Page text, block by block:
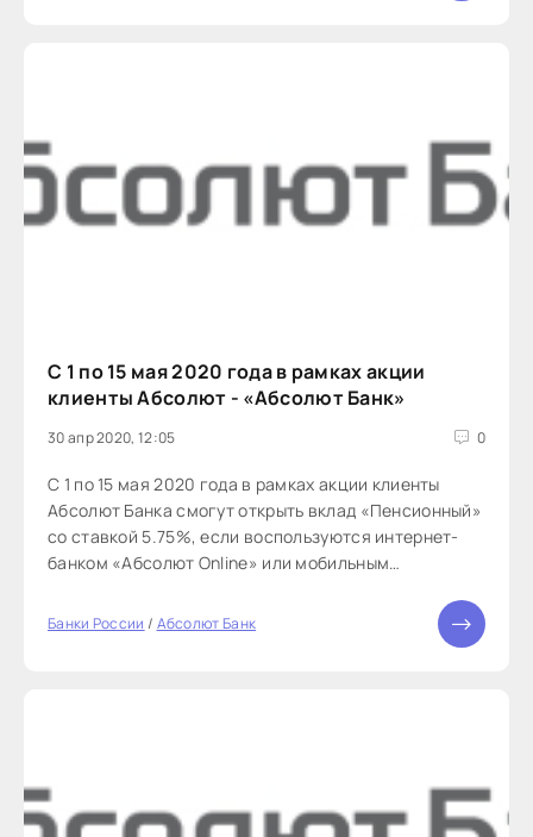
С 1 по 15 мая 2020 года в рамках акции
клиенты Абсолют - «Абсолют Банк»
30 апр 2020, 12:05 0
С 1 по 15 мая 2020 года в рамках акции клиенты
Абсолют Банка смогут открыть вклад «Пенсионный»
со ставкой 5.75%, если воспользуются интернет-
банком «Абсолют Online» или мобильным
Банки России / Абсолют Банк